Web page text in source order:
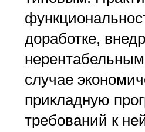
доработке,
случае
прикладную
требований к